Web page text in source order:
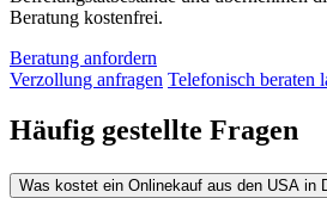
Beratung kostenfrei.
Beratung anfordern
Verzollung anfragen Telefonisch beraten
Häufig gestellte Fragen
Was kostet ein Onlinekauf aus den USA in